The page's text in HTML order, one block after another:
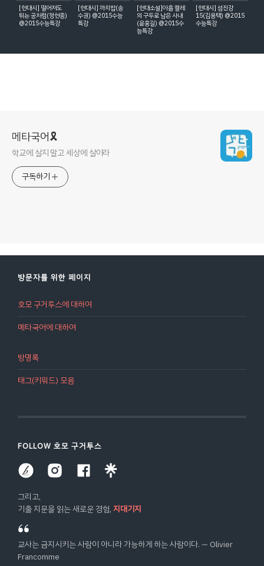
[현대시] 떨어져도
튀는 공처럼(정현종)
@2015수능특강
[현대시] 까치밥(송
수권) @2015수능
특강
[현대소설]아홉 켤레
의 구두로 남은 사내
(윤흥길) @2015수
능특강
[현대시] 섬진강
15(김용택) @2015
수능특강
메타국어🎗
학교에 살지 말고 세상에 살아라
구독하기
방문자를 위한 페이지
호모 구거투스에 대하여
메타국어에 대하여
방명록
태그(키워드) 모음
FOLLOW 호모 구거투스
그리고,
기출 지문을 읽는 새로운 경험,지대기지
교사는 금지시키는 사람이 아니라 가능하게 하는 사람이다. ― Olivier
Francomme